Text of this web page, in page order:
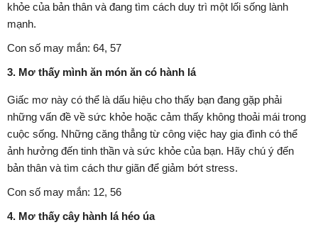
khỏe của bản thân và đang tìm cách duy trì một lối sống lành
mạnh.
Con số may mắn: 64, 57
3. Mơ thấy mình ăn món ăn có hành lá
Giấc mơ này có thể là dấu hiệu cho thấy bạn đang gặp phải
những vấn đề về sức khỏe hoặc cảm thấy không thoải mái trong
cuộc sống. Những căng thẳng từ công việc hay gia đình có thể
ảnh hưởng đến tinh thần và sức khỏe của bạn. Hãy chú ý đến
bản thân và tìm cách thư giãn để giảm bớt stress.
Con số may mắn: 12, 56
4. Mơ thấy cây hành lá héo úa